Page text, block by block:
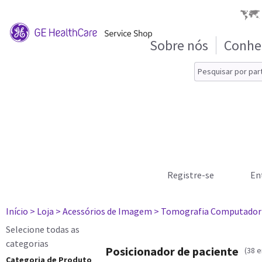
Sobre nós
Registre-se
Início > Loja > Acessórios de Imagem > Tomografia
Selecione todas as
categorias
Categoria de Produto
Posicionador de paciente (38